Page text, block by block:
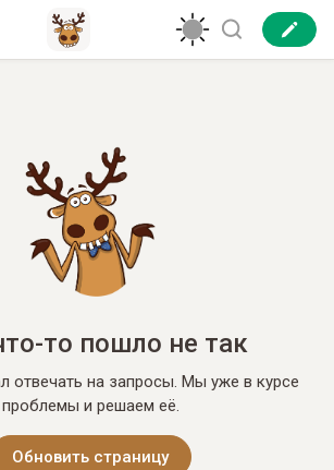
то пошло не так
отвечать на запросы. Мы уже в курсе
проблемы и решаем её.
Обновить страницу